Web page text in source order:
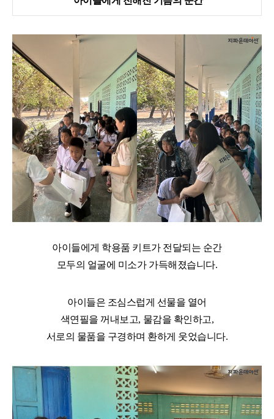
아이들에게 학용품 키트가 전달되는 순간
모두의 얼굴에 미소가 가득해졌습니다.
아이들은 조심스럽게 선물을 열어
색연필을 꺼내보고, 물감을 확인하고,
서로의 물품을 구경하며 환하게 웃었습니다.